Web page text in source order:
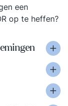
een
op te heffen?